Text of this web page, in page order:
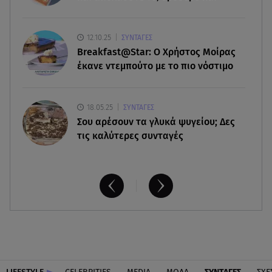
αποτελέσματα12.10.25 ΣΥΝΤΑΓΕΣ
Breakfast@Star: O Xρήστος Μοίρας
έκανε ντεμπούτο με το πιο νόστιμο
18.05.25 ΣΥΝΤΑΓΕΣ
Σου αρέσουν τα γλυκά ψυγείου; Δες
τις καλύτερες συνταγές